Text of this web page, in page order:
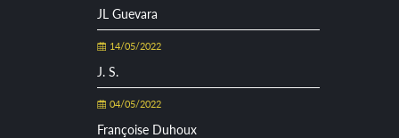
JL Guevara
14/05/2022
J. S.
04/05/2022
Françoise Duhoux